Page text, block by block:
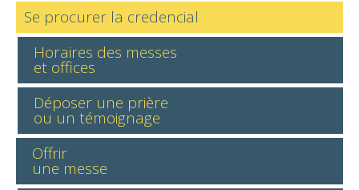
Se procurer la credencial
Horaires des messes
et offices
Déposer une prière
ou un témoignage
Offrir
une messe